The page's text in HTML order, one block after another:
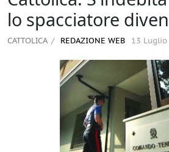
lo spacciatore
CATTOLICA REDAZIONE WEB 13 Luglio